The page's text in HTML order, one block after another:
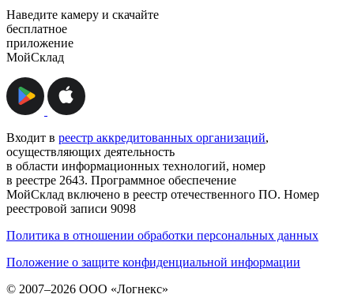
Наведите камеру и скачайте
бесплатное
приложение
МойСклад
Входит в реестр аккредитованных организаций,
осуществляющих деятельность
в области информационных технологий, номер
в реестре 2643. Программное обеспечение
МойСклад включено в реестр отечественного ПО. Номер
реестровой записи 9098
Политика в отношении обработки персональных данных
Положение о защите конфиденциальной информации
© 2007–2026 ООО «Логнекс»